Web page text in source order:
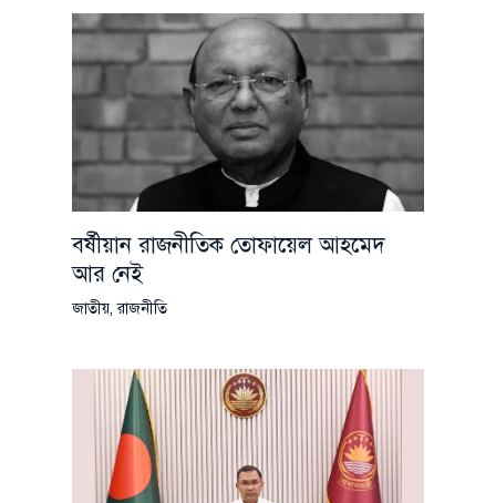
বর্ষীয়ান রাজনীতিক তোফায়েল আহমেদ
আর নেই
জাতীয়,রাজনীতি